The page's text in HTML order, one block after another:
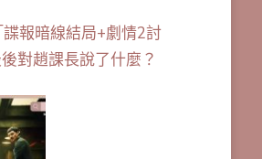
報暗線結局+劇情2討
對趙課長說了什麼？